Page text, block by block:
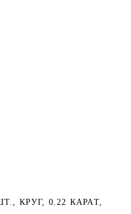
КРУГ, 0.22 КАРАТ,